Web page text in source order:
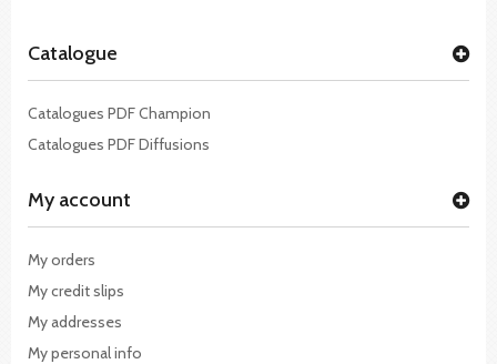
Catalogue
Catalogues PDF Champion
Catalogues PDF Diffusions
My account
My orders
My credit slips
My addresses
My personal info